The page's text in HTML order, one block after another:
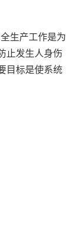
生产工作是为
止发生人身伤
目标是使系统